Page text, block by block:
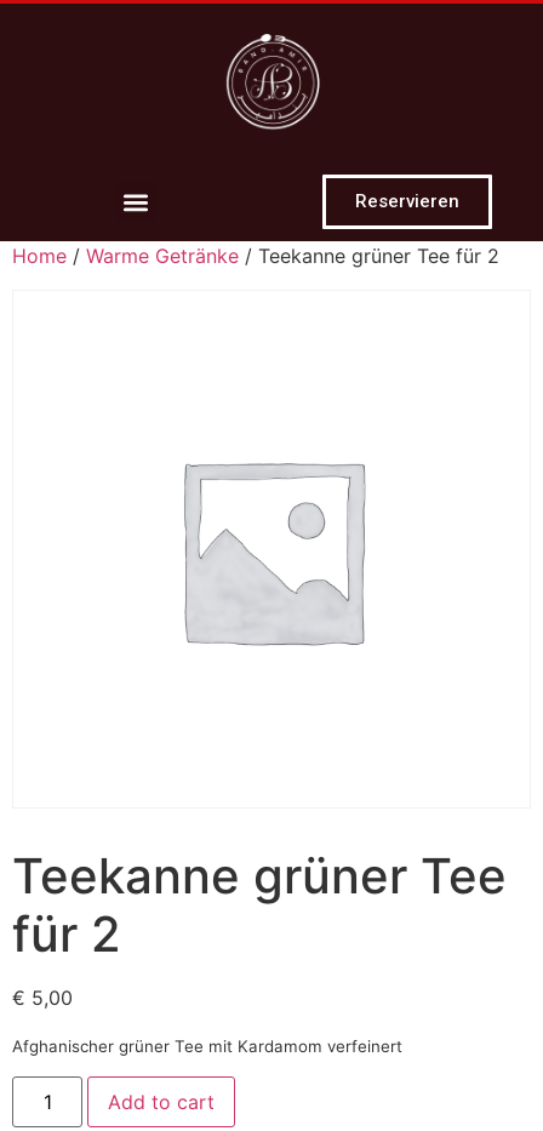
Reservieren
Home / Warme Getränke / Teekanne grüner Tee für 2
Teekanne grüner Tee
für 2
€ 5,00
Afghanischer grüner Tee mit Kardamom verfeinert
Add to cart